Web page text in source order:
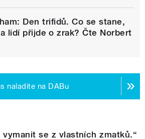
Den trifidů. Co se stane,
lidí přijde o zrak? Čte Norbert
naladíte na DABu
vymanit se z vlastních zmatků.“